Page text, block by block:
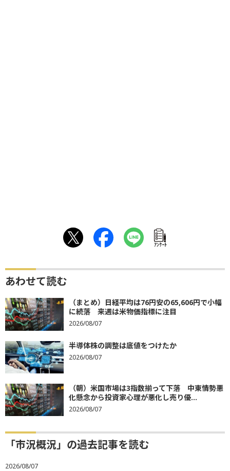
ｱﾝｹｰﾄ
あわせて読む
（まとめ）日経平均は76円安の65,606円で小幅
に続落 来週は米物価指標に注目
2026/08/07
半導体株の調整は底値をつけたか
2026/08/07
（朝）米国市場は3指数揃って下落 中東情勢悪
化懸念から投資家心理が悪化し売り優...
2026/08/07
「市況概況」の過去記事を読む
2026/08/07